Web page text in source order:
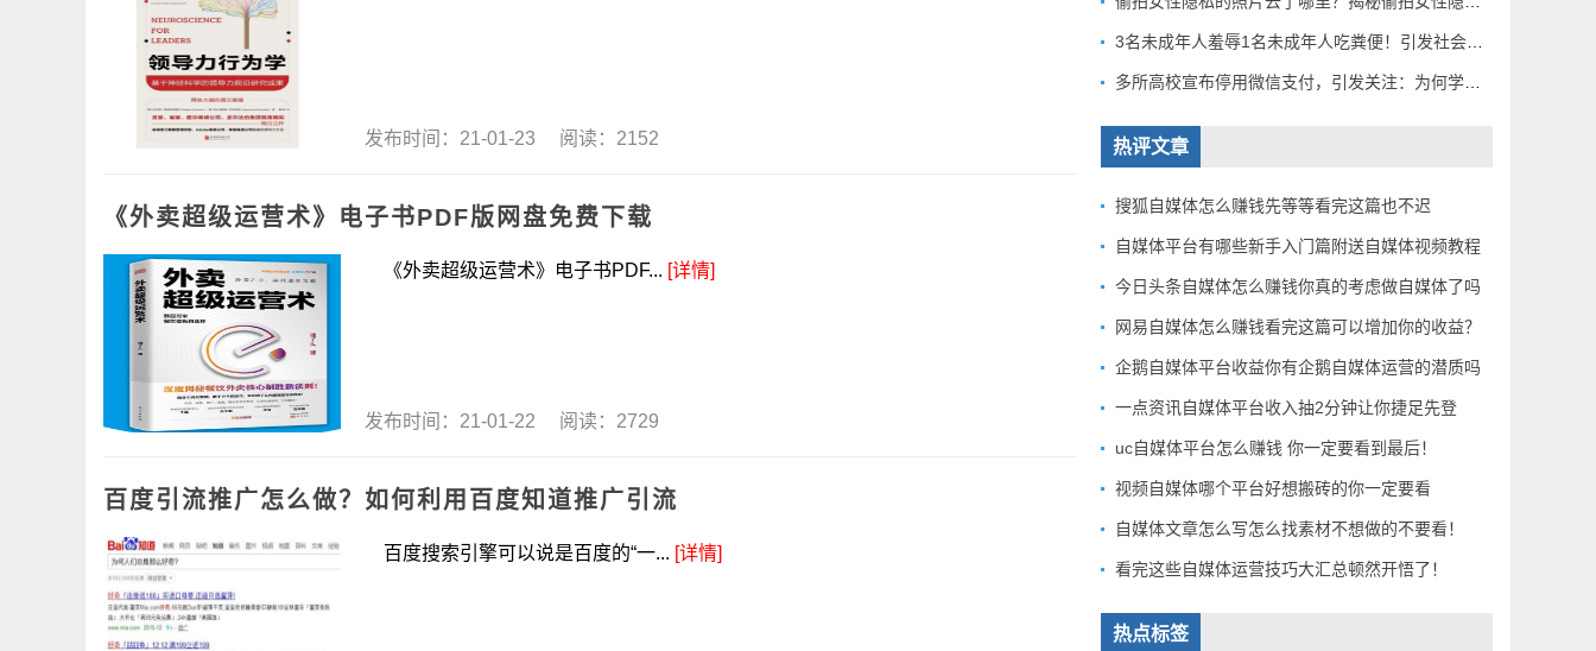
发布时间：21-01-23 阅读：2152
《外卖超级运营术》电子书PDF版网盘免费下载
《外卖超级运营术》电子书PDF... [详情]
发布时间：21-01-22 阅读：2729
百度引流推广怎么做？如何利用百度知道推广引流
百度搜索引擎可以说是百度的“一... [详情]
热评文章
搜狐自媒体怎么赚钱先等等看完这篇也不迟
自媒体平台有哪些新手入门篇附送自媒体视频教程
今日头条自媒体怎么赚钱你真的考虑做自媒体了吗
网易自媒体怎么赚钱看完这篇可以增加你的收益？
企鹅自媒体平台收益你有企鹅自媒体运营的潜质吗
一点资讯自媒体平台收入抽2分钟让你捷足先登
uc自媒体平台怎么赚钱 你一定要看到最后！
视频自媒体哪个平台好想搬砖的你一定要看
自媒体文章怎么写怎么找素材不想做的不要看！
看完这些自媒体运营技巧大汇总顿然开悟了！
热点标签